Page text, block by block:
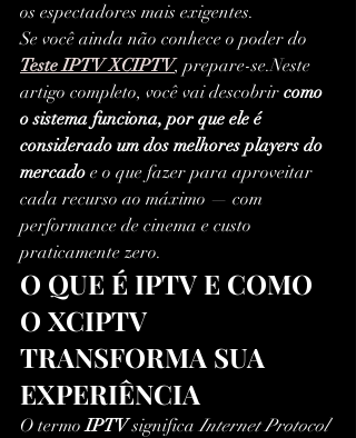
os espectadores mais exigentes.
Se você ainda não conhece o poder do
Teste IPTV XCIPTV, prepare-se.Neste
artigo completo, você vai descobrir como
o sistema funciona, por que ele é
considerado um dos melhores players do
mercado e o que fazer para aproveitar
cada recurso ao máximo — com
performance de cinema e custo
praticamente zero.
O QUE É IPTV E COMO
O XCIPTV
TRANSFORMA SUA
EXPERIÊNCIA
O termo IPTV significa Internet Protocol